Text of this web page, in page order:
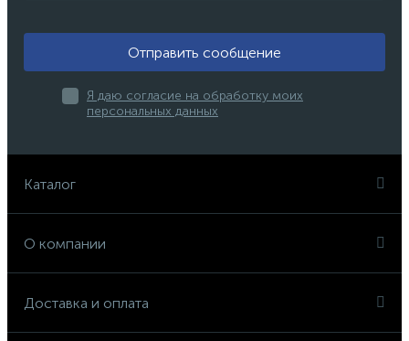
Отправить сообщение
Я даю согласие на обработку моих
персональных данных
Каталог
О компании
Доставка и оплата